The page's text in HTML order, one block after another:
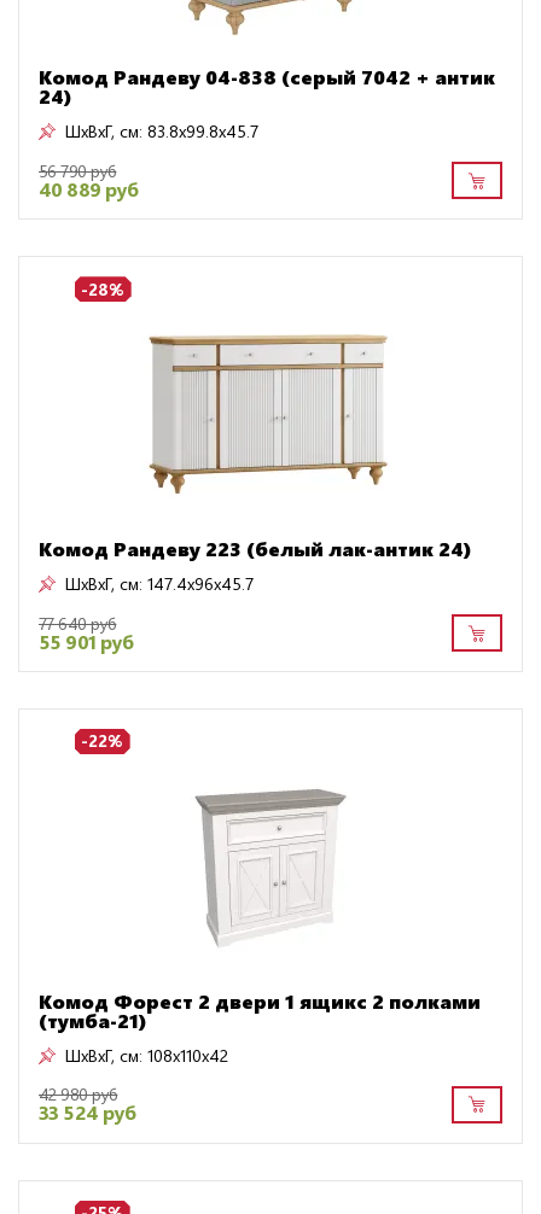
Комод Рандеву 04-838 (серый 7042 + антик
24)
ШxВxГ, см: 83.8x99.8x45.7
56 790 руб
40 889 руб
-28%
Комод Рандеву 223 (белый лак-антик 24)
ШxВxГ, см: 147.4x96x45.7
77 640 руб
55 901 руб
-22%
Комод Форест 2 двери 1 ящикс 2 полками
(тумба-21)
ШxВxГ, см: 108x110x42
42 980 руб
33 524 руб